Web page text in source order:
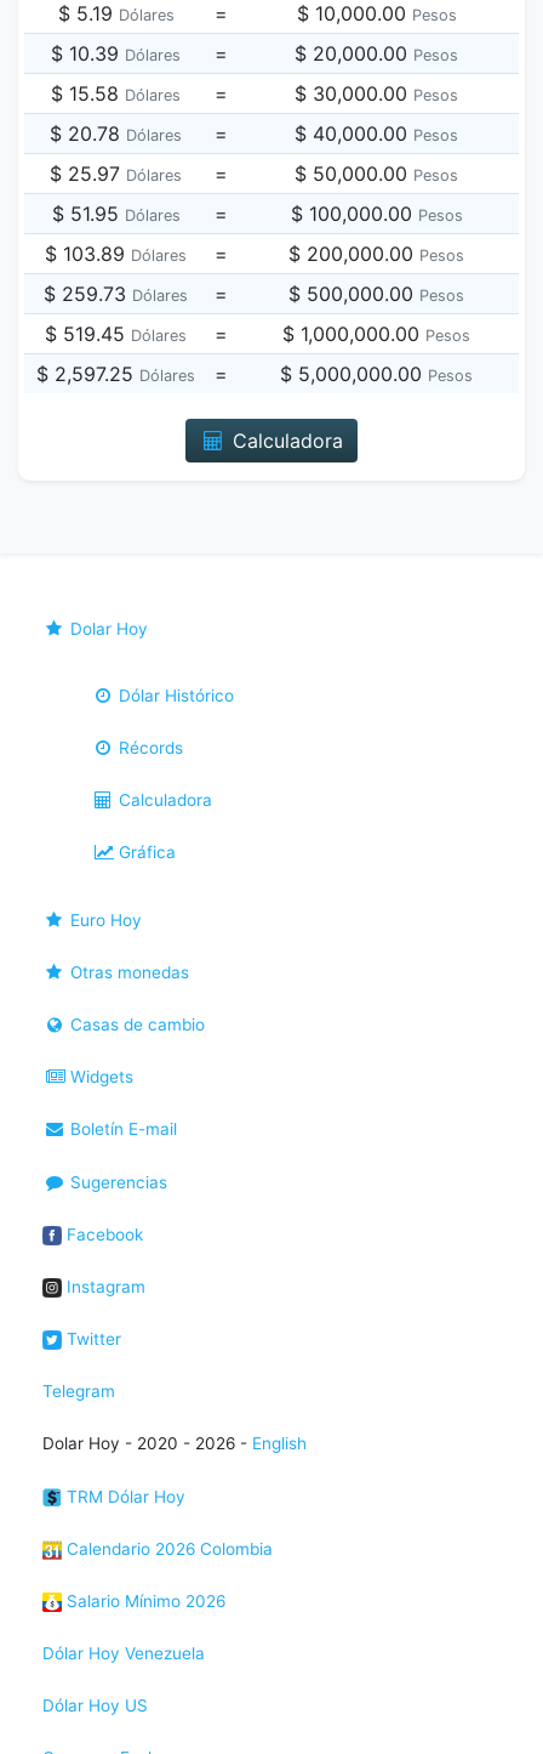
$ 5.19 Dólares = $ 10,000.00 Pesos
$ 10.39 Dólares = $ 20,000.00 Pesos
$ 15.58 Dólares = $ 30,000.00 Pesos
$ 20.78 Dólares = $ 40,000.00 Pesos
$ 25.97 Dólares = $ 50,000.00 Pesos
$ 51.95 Dólares = $ 100,000.00 Pesos
$ 103.89 Dólares = $ 200,000.00 Pesos
$ 259.73 Dólares = $ 500,000.00 Pesos
$ 519.45 Dólares = $ 1,000,000.00 Pesos
$ 2,597.25 Dólares = $ 5,000,000.00 Pesos
Calculadora
Dolar Hoy
Dólar Histórico
Récords
Calculadora
Gráfica
Euro Hoy
Otras monedas
Casas de cambio
Widgets
Boletín E-mail
Sugerencias
Facebook
Instagram
Twitter
Telegram
Dolar Hoy - 2020 - 2026 - English
TRM Dólar Hoy
Calendario 2026 Colombia
Salario Mínimo 2026
Dólar Hoy Venezuela
Dólar Hoy US